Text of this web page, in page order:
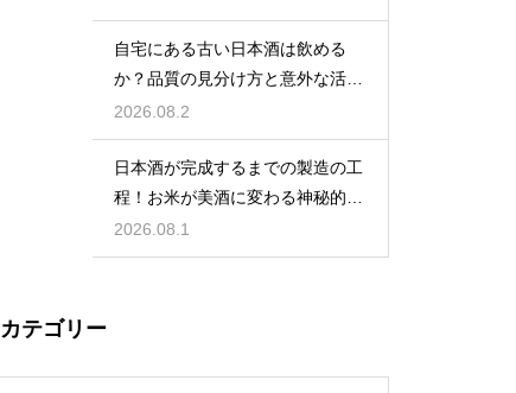
自宅にある古い日本酒は飲める
か？品質の見分け方と意外な活用
方法
2026.08.2
日本酒が完成するまでの製造の工
程！お米が美酒に変わる神秘的な
プロセス
2026.08.1
カテゴリー